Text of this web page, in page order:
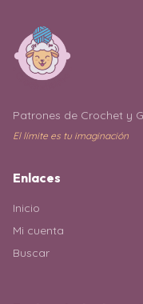
Patrones de Crochet y
El límite es tu imaginación
Enlaces
Inicio
Mi cuenta
Buscar